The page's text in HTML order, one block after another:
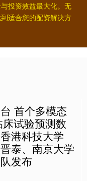
投资效益最大化。无
适合您的配资解决方
首个多模态
试验预测数
港科技大学
晋泰、南京大学
发布